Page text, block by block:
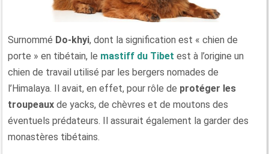
Surnommé Do-khyi, dont la signification est « chien de
porte » en tibétain, le mastiff du Tibet est à l’origine un
chien de travail utilisé par les bergers nomades de
l’Himalaya. Il avait, en effet, pour rôle de protéger les
troupeaux de yacks, de chèvres et de moutons des
éventuels prédateurs. Il assurait également la garder des
monastères tibétains.